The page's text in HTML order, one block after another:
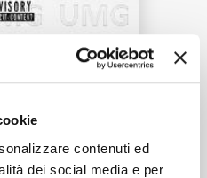
contenuti ed
dei social media e per
02:07